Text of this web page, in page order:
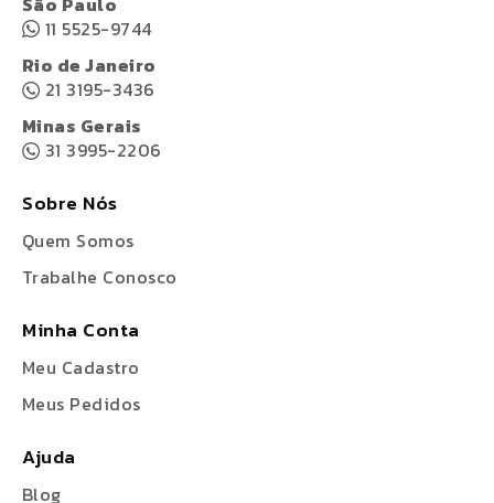
11 5525-9744
Rio de Janeiro
21 3195-3436
Minas Gerais
31 3995-2206
Sobre Nós
Quem Somos
Trabalhe Conosco
Minha Conta
Meu Cadastro
Meus Pedidos
Ajuda
Blog